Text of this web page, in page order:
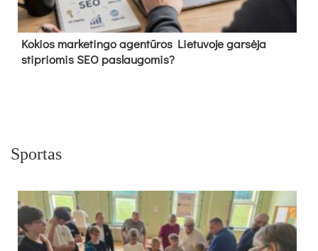
Kokios marketingo agentūros Lietuvoje garsėja
stipriomis SEO paslaugomis?
Sportas